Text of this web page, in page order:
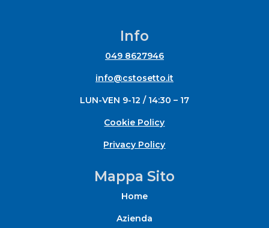
Info
049 8627946
info@cstosetto.it
LUN-VEN 9-12 / 14:30 – 17
Cookie Policy
Privacy Policy
Mappa Sito
Home
Azienda